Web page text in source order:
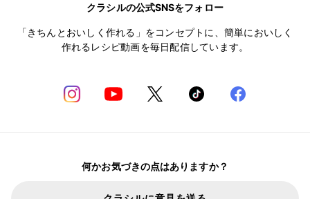
クラシルの公式SNSをフォロー
「きちんとおいしく作れる」をコンセプトに、簡単においしく
作れるレシピ動画を毎日配信しています。
何かお気づきの点はありますか？